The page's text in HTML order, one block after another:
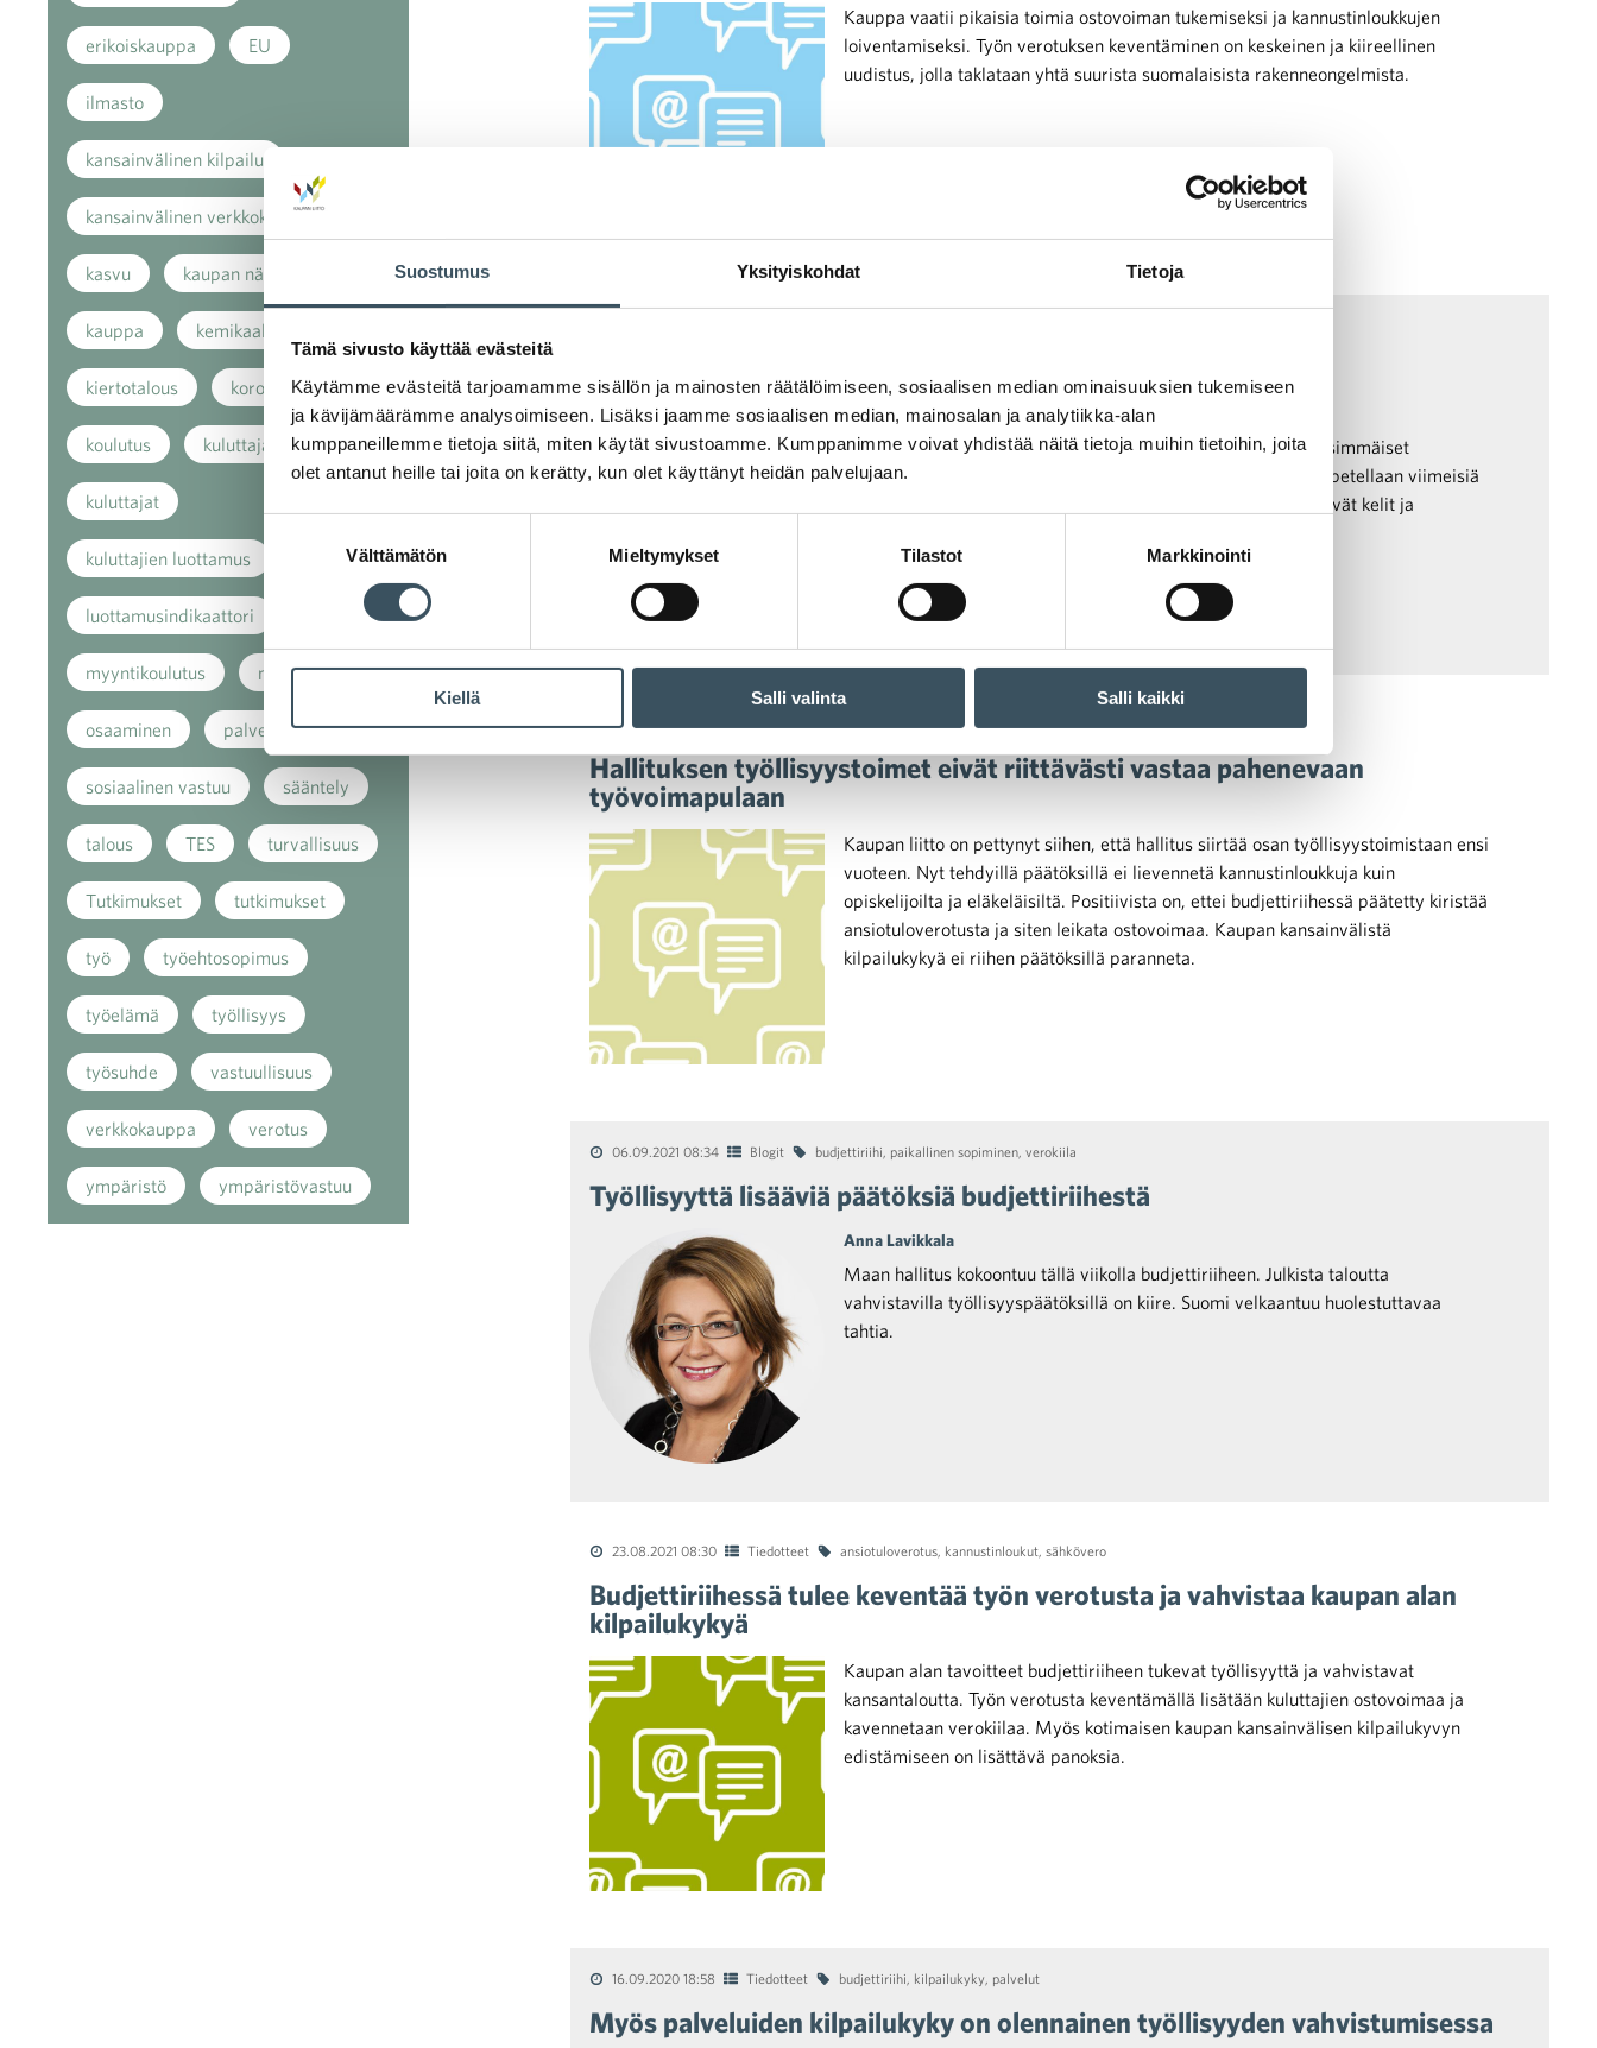
Suostumus Yksityiskohdat Tietoja
Tämä sivusto käyttää evästeitä
Käytämme evästeitä tarjoamamme sisällön ja mainosten räätälöimiseen, sosiaalisen median ominaisuuksien tukemiseen
ja kävijämäärämme analysoimiseen. Lisäksi jaamme sosiaalisen median, mainosalan ja analytiikka-alan
kumppaneillemme tietoja siitä, miten käytät sivustoamme. Kumppanimme voivat yhdistää näitä tietoja muihin tietoihin, joita
olet antanut heille tai joita on kerätty, kun olet käyttänyt heidän palvelujaan.
Välttämätön Mieltymykset Tilastot Markkinointi
Kiellä Salli valinta Salli kaikki
Kauppa vaatii pikaisia toimia ostovoiman tukemiseksi ja kannustinloukkujen
loiventamiseksi. Työn verotuksen keventäminen on keskeinen ja kiireellinen
uudistus, jolla taklataan yhtä suurista suomalaisista rakenneongelmista.
Mari Kiviniemi
Näinä päivänä syyskausi pyörähtää taas kunnolla käyntiin. Ensimmäiset
koululaiset ja opiskelijat kirmaavat opintielle ja työpaikoilla lopetellaan viimeisiä
lomaviikkoja. Helteitä riittää vielä joksikin aikaa, mutta viilenevät kelit ja
09.09.2021 18:53 budjettiriihi ,
Hallituksen työllisyystoimet eivät riittävästi vastaa pahenevaan
työvoimapulaan
Kaupan liitto on pettynyt siihen, että hallitus siirtää osan työllisyystoimistaan ensi
vuoteen. Nyt tehdyillä päätöksillä ei lievennetä kannustinloukkuja kuin
opiskelijoilta ja eläkeläisiltä. Positiivista on, ettei budjettiriihessä päätetty kiristää
ansiotuloverotusta ja siten leikata ostovoimaa. Kaupan kansainvälistä
kilpailukykyä ei riihen päätöksillä paranneta.
06.09.2021 08:34 Blogit budjettiriihi, paikallinen sopiminen, verokiila
Työllisyyttä lisääviä päätöksiä budjettiriihestä
Anna Lavikkala
Maan hallitus kokoontuu tällä viikolla budjettiriiheen. Julkista taloutta
vahvistavilla työllisyyspäätöksillä on kiire. Suomi velkaantuu huolestuttavaa
tahtia.
23.08.2021 08:30 Tiedotteet ansiotuloverotus, kannustinloukut, sähkövero
Budjettiriihessä tulee keventää työn verotusta ja vahvistaa kaupan alan
kilpailukykyä
Kaupan alan tavoitteet budjettiriiheen tukevat työllisyyttä ja vahvistavat
kansantaloutta. Työn verotusta keventämällä lisätään kuluttajien ostovoimaa ja
kavennetaan verokiilaa. Myös kotimaisen kaupan kansainvälisen kilpailukyvyn
edistämiseen on lisättävä panoksia.
16.09.2020 18:58 Tiedotteet budjettiriihi, kilpailukyky, palvelut
Myös palveluiden kilpailukyky on olennainen työllisyyden vahvistumisessa
erikoiskauppa EU
ilmasto
kansainvälinen kilpailu
kansainvälinen verkkokauppa
kasvu kaupan näkymät
kauppa kemikaalit
kiertotalous koronavirus
koulutus kuluttaja
kuluttajat
kuluttajien luottamus
luottamusindikaattori
myyntikoulutus nuoret
osaaminen palvelut
sosiaalinen vastuu sääntely
talous TES turvallisuus
Tutkimukset tutkimukset
työ työehtosopimus
työelämä työllisyys
työsuhde vastuullisuus
verkkokauppa verotus
ympäristö ympäristövastuu